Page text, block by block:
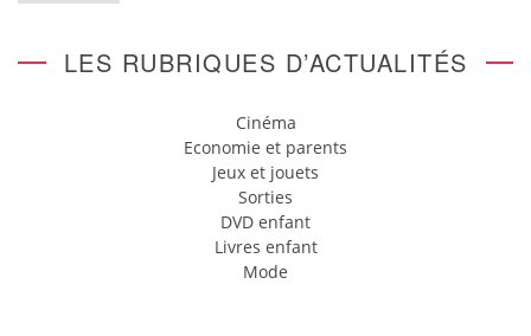
LES RUBRIQUES D’ACTUALITÉS
Cinéma
Economie et parents
Jeux et jouets
Sorties
DVD enfant
Livres enfant
Mode